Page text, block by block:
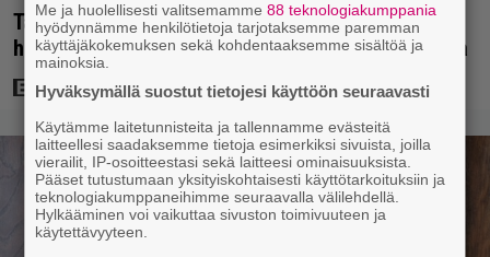
Tänän tv:ssä: Esko Salminen ja Satu Silvo tekevät
hienot pääroolit vuoden 1984 menestyselokuvassa
Me ja huolellisesti valitsemamme88 teknologiakumppania
hyödynnämme henkilötietoja tarjotaksemme paremman
käyttäjäkokemuksen sekä kohdentaaksemme sisältöä ja
mainoksia.
Hyväksymällä suostut tietojesi käyttöön seuraavasti
Käytämme laitetunnisteita ja tallennamme evästeitä
laitteellesi saadaksemme tietoja esimerkiksi sivuista, joilla
vierailit, IP-osoitteestasi sekä laitteesi ominaisuuksista.
Pääset tutustumaan yksityiskohtaisesti käyttötarkoituksiin ja
teknologiakumppaneihimme seuraavalla välilehdellä.
Hylkääminen voi vaikuttaa sivuston toimivuuteen ja
käytettävyyteen.